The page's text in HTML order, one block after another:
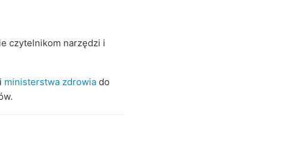
czytelnikom narzędzi i
i ministerstwa zdrowia do